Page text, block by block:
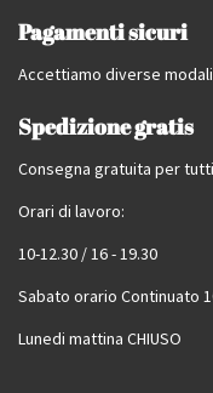
Pagamenti sicuri
Accettiamo diverse
Spedizione gratis
Consegna gratuita per
Orari di lavoro:
10-12.30 / 16 - 19.30
Sabato orario Continuato
Lunedi mattina CHIUSO